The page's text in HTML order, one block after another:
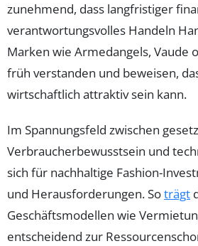
zunehmend, dass langfristiger
verantwortungsvolles Handeln
Marken wie Armedangels, Vaude
früh verstanden und beweisen,
wirtschaftlich attraktiv sein kann.
Im Spannungsfeld zwischen
Verbraucherbewusstsein und
sich für nachhaltige Fashion-
und Herausforderungen. Soträgt
Geschäftsmodellen wie
entscheidend zur